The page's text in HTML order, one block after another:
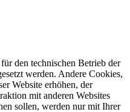
den technischen Betrieb der
werden. Andere Cookies,
Website erhöhen, der
mit anderen Websites
sollen, werden nur mit Ihrer